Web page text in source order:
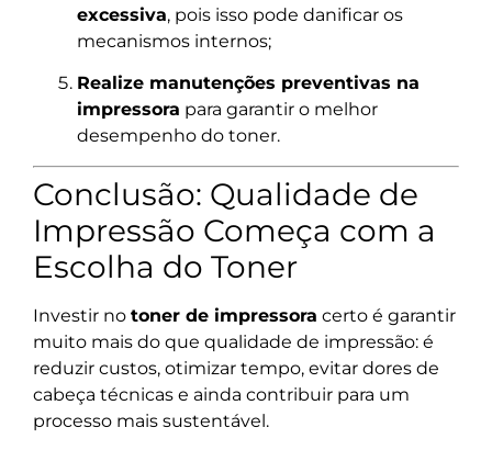
excessiva, pois isso pode danificar os
mecanismos internos;
Realize manutenções preventivas na
impressora para garantir o melhor
desempenho do toner.
Conclusão: Qualidade de
Impressão Começa com a
Escolha do Toner
Investir no toner de impressora certo é garantir
muito mais do que qualidade de impressão: é
reduzir custos, otimizar tempo, evitar dores de
cabeça técnicas e ainda contribuir para um
processo mais sustentável.